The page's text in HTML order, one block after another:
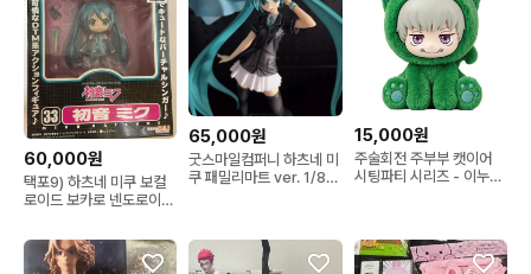
60,000원
택포9) 하츠네 미쿠 보컬
로이드 보카로 넨도로이드
65,000원
굿스마일컴퍼니 하츠네 미
쿠 패밀리마트 ver. 1/8
15,000원
주술회전 주부부 캣이어
시팅파티 시리즈 - 이누마